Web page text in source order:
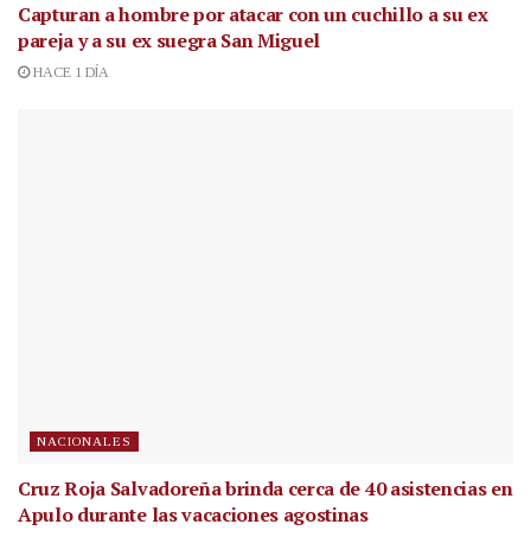
Capturan a hombre por atacar con un cuchillo a su ex
pareja y a su ex suegra San Miguel
HACE 1 DÍA
NACIONALES
Cruz Roja Salvadoreña brinda cerca de 40 asistencias en
Apulo durante las vacaciones agostinas